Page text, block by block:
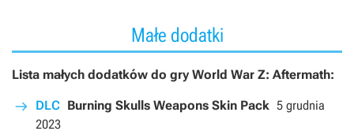
Małe dodatki
Lista małych dodatków do gry World War Z: Aftermath:
DLC Burning Skulls Weapons Skin Pack 5 grudnia
2023